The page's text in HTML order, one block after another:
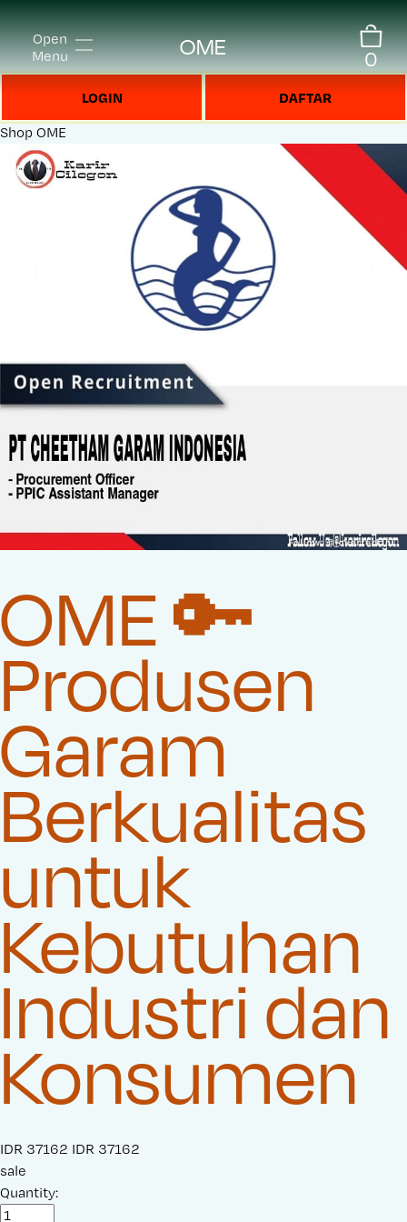
Open
Menu
OME 0
LOGIN DAFTAR
Shop OME
OME 🔑
Produsen
Garam
Berkualitas
untuk
Kebutuhan
Industri dan
Konsumen
S
a
l
e
IDR 37162 O
IDR 37162
sale
Quantity: